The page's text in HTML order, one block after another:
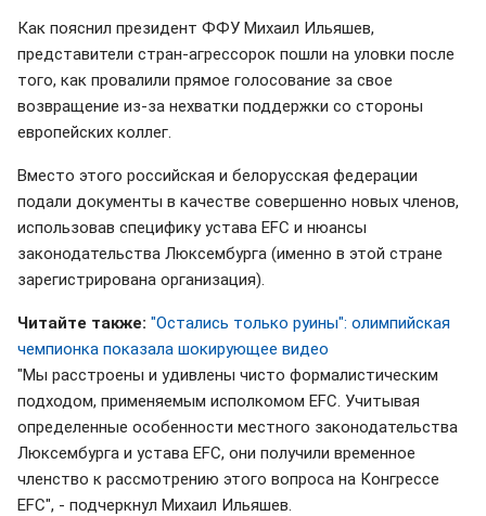
Как пояснил президент ФФУ Михаил Ильяшев,
представители стран-агрессорок пошли на уловки после
того, как провалили прямое голосование за свое
возвращение из-за нехватки поддержки со стороны
европейских коллег.
Вместо этого российская и белорусская федерации
подали документы в качестве совершенно новых членов,
использовав специфику устава EFC и нюансы
законодательства Люксембурга (именно в этой стране
зарегистрирована организация).
Читайте также: "Остались только руины": олимпийская
чемпионка показала шокирующее видео
"Мы расстроены и удивлены чисто формалистическим
подходом, применяемым исполкомом EFC. Учитывая
определенные особенности местного законодательства
Люксембурга и устава EFC, они получили временное
членство к рассмотрению этого вопроса на Конгрессе
EFC", - подчеркнул Михаил Ильяшев.